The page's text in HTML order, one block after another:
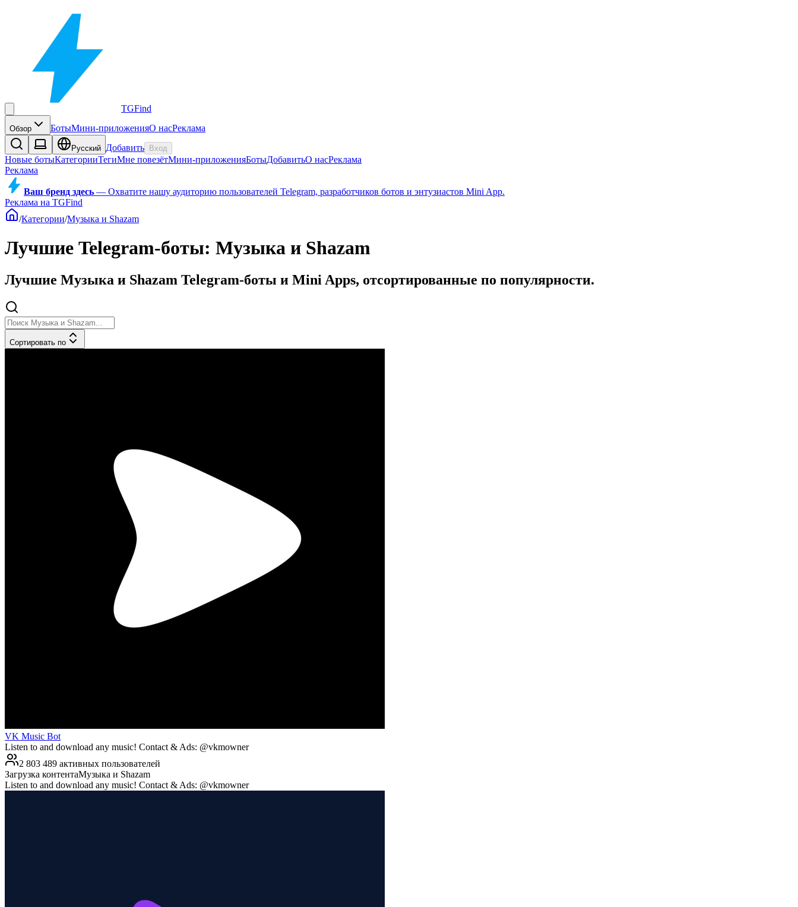
TGFind
Обзор БотыМини-приложенияО насРеклама
Русский Добавить Вход
Новые ботыКатегорииТегиМне повезётМини-приложенияБотыДобавитьО насРеклама
Реклама
Ваш бренд здесь — Охватите нашу аудиторию пользователей Telegram, разработчиков ботов и энтузиастов Mini App.
Реклама на TGFind
/Категории/Музыка и Shazam
Лучшие Telegram-боты: Музыка и Shazam
Лучшие Музыка и Shazam Telegram-боты и Mini Apps, отсортированные по популярности.
Сортировать по
VK Music Bot
Listen to and download any music! Contact & Ads: @vkmowner
2 803 489 активных пользователей
Загрузка контентаМузыка и Shazam
Listen to and download any music! Contact & Ads: @vkmowner